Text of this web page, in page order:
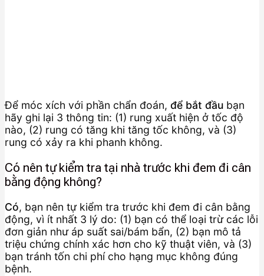
Để móc xích với phần chẩn đoán, để bắt đầu bạn
hãy ghi lại 3 thông tin: (1) rung xuất hiện ở tốc độ
nào, (2) rung có tăng khi tăng tốc không, và (3)
rung có xảy ra khi phanh không.
Có nên tự kiểm tra tại nhà trước khi đem đi cân
bằng động không?
Có, bạn nên tự kiểm tra trước khi đem đi cân bằng
động, vì ít nhất 3 lý do: (1) bạn có thể loại trừ các lỗi
đơn giản như áp suất sai/bám bẩn, (2) bạn mô tả
triệu chứng chính xác hơn cho kỹ thuật viên, và (3)
bạn tránh tốn chi phí cho hạng mục không đúng
bệnh.